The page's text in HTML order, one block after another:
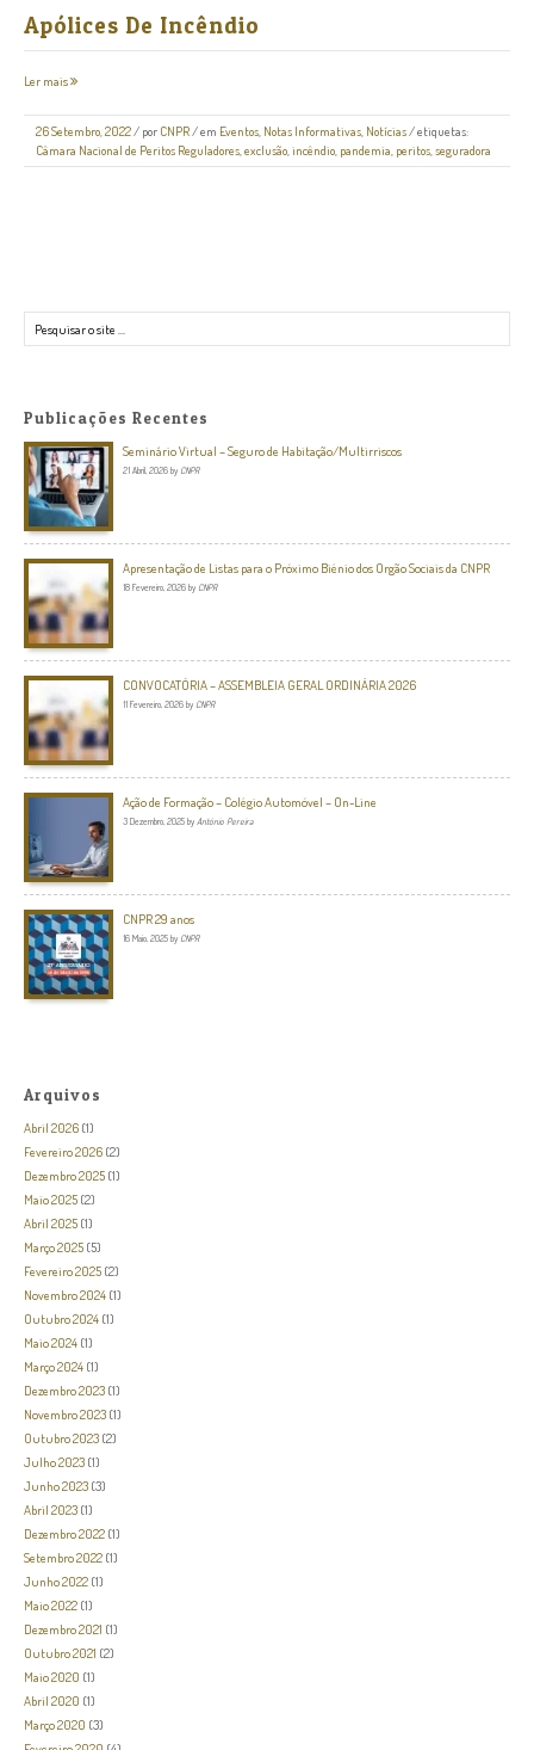
Apólices De Incêndio
Ler mais
26 Setembro, 2022/ por CNPR/ em Eventos, Notas Informativas, Notícias/ etiquetas:
Câmara Nacional de Peritos Reguladores,exclusão,incêndio, pandemia, peritos,seguradora
Publicações Recentes
Seminário Virtual – Seguro de Habitação/Multirriscos
21 Abril, 2026 by CNPR
Apresentação de Listas para o Próximo Biénio dos Orgão Sociais da CNPR
18 Fevereiro, 2026 by CNPR
CONVOCATÓRIA – ASSEMBLEIA GERAL ORDINÁRIA 2026
11 Fevereiro, 2026 by CNPR
Ação de Formação – Colégio Automóvel – On-Line
3 Dezembro, 2025 by António Pereira
CNPR 29 anos
16 Maio, 2025 by CNPR
Arquivos
Abril 2026 (1)
Fevereiro 2026 (2)
Dezembro 2025 (1)
Maio 2025 (2)
Abril 2025 (1)
Março 2025 (5)
Fevereiro 2025 (2)
Novembro 2024 (1)
Outubro 2024 (1)
Maio 2024 (1)
Março 2024 (1)
Dezembro 2023 (1)
Novembro 2023 (1)
Outubro 2023 (2)
Julho 2023 (1)
Junho 2023 (3)
Abril 2023 (1)
Dezembro 2022 (1)
Setembro 2022 (1)
Junho 2022 (1)
Maio 2022 (1)
Dezembro 2021 (1)
Outubro 2021 (2)
Maio 2020 (1)
Abril 2020 (1)
Março 2020 (3)